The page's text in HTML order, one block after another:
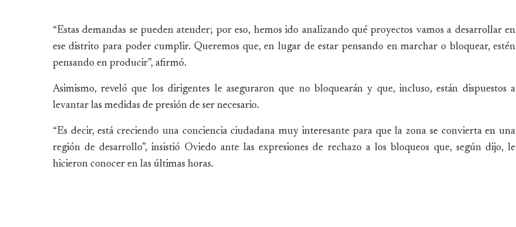
“Estas demandas se pueden atender; por eso, hemos ido analizando qué proyectos vamos a desarrollar en
ese distrito para poder cumplir. Queremos que, en lugar de estar pensando en marchar o bloquear, estén
pensando en producir”, afirmó.
Asimismo, reveló que los dirigentes le aseguraron que no bloquearán y que, incluso, están dispuestos a
levantar las medidas de presión de ser necesario.
“Es decir, está creciendo una conciencia ciudadana muy interesante para que la zona se convierta en una
región de desarrollo”, insistió Oviedo ante las expresiones de rechazo a los bloqueos que, según dijo, le
hicieron conocer en las últimas horas.